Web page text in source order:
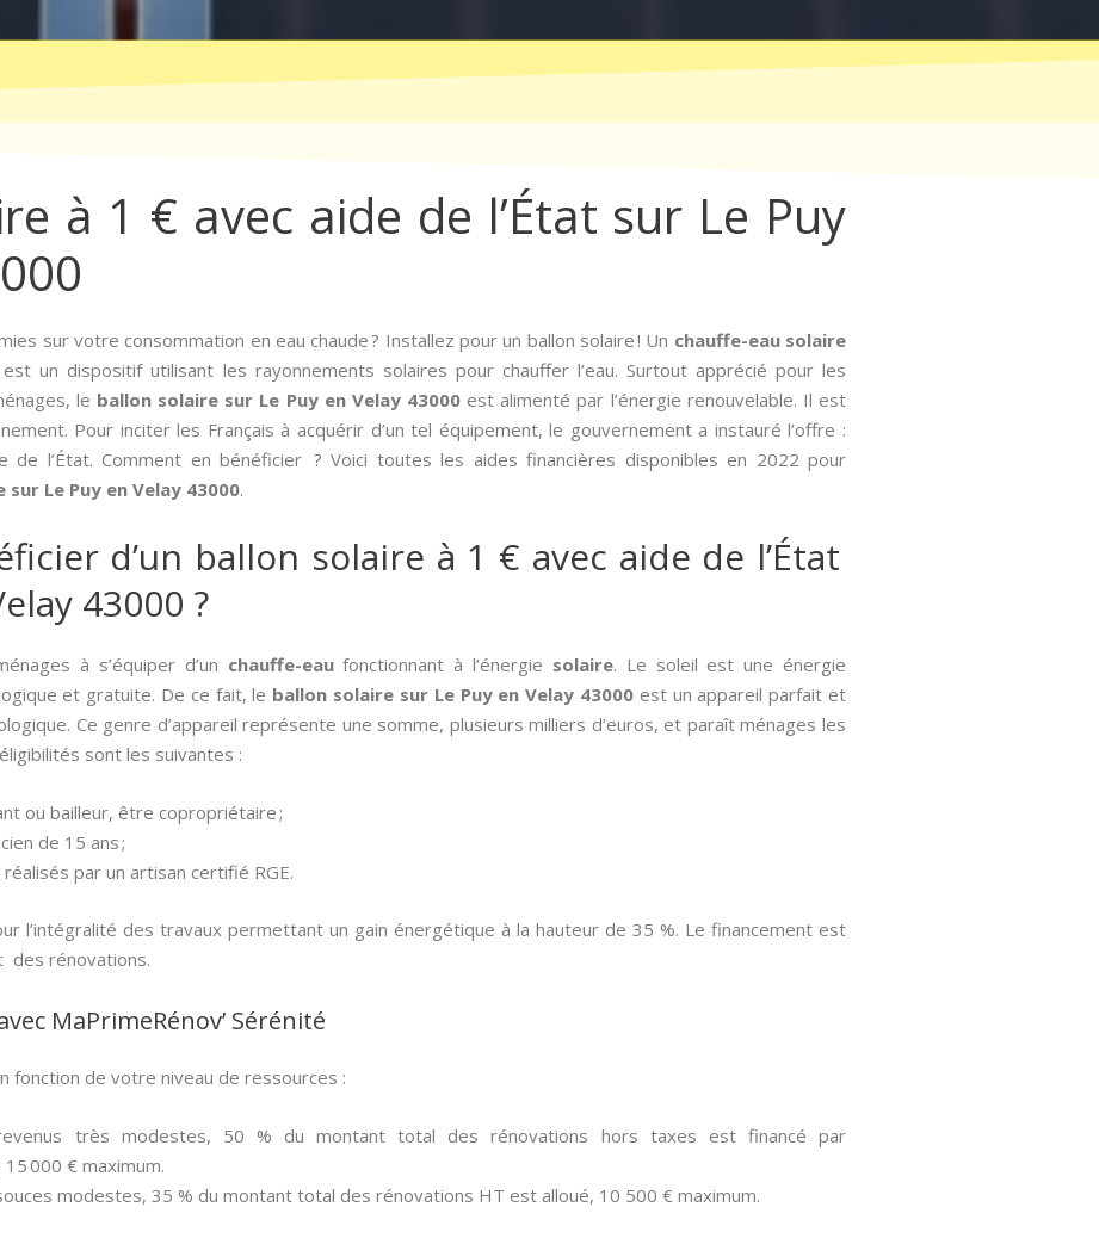
à 1 € avec aide de l’État sur Le Puy
sur votre consommation en eau chaude ? Installez pour un ballon solaire ! Un chauffe-eau solaire
est un dispositif utilisant les rayonnements solaires pour chauffer l’eau. Surtout apprécié pour les
le ballon solaire sur Le Puy en Velay 43000 est alimenté par l’énergie renouvelable. Il est
Pour inciter les Français à acquérir d’un tel équipement, le gouvernement a instauré l’offre :
de l’État. Comment en bénéficier ? Voici toutes les aides financières disponibles en 2022 pour
Le Puy en Velay 43000.
d’un ballon solaire à 1 € avec aide de l’État
43000 ?
à s’équiper d’un chauffe-eaufonctionnant à l’énergie solaire. Le soleil est une énergie
et gratuite. De ce fait, le ballon solaire sur Le Puy en Velay 43000est un appareil parfait et
Ce genre d’appareil représente une somme, plusieurs milliers d’euros, et paraît ménages les
sont les suivantes :
ou bailleur, être copropriétaire ;
de 15 ans ;
par un artisan certifié RGE.
l’intégralité des travaux permettant un gain énergétique à la hauteur de 35 %. Le financement est
des rénovations.
MaPrimeRénov’ Sérénité
fonction de votre niveau de ressources :
très modestes, 50 % du montant total des rénovations hors taxes est financé par
000 € maximum.
modestes, 35 % du montant total des rénovations HT est alloué, 10 500 € maximum.